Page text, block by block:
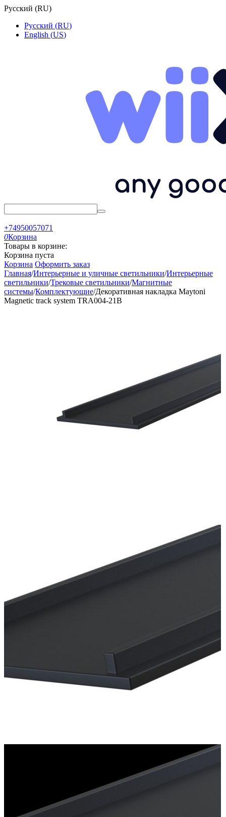
Русский (RU)
Русский (RU)
English (US)
+74950057071
0Корзина
Товары в корзине:
Корзина пуста
Корзина Оформить заказ
Главная/Интерьерные и уличные светильники/Интерьерные
светильники/Трековые светильники/Магнитные
системы/Комплектующие/Декоративная накладка Maytoni
Magnetic track system TRA004-21B